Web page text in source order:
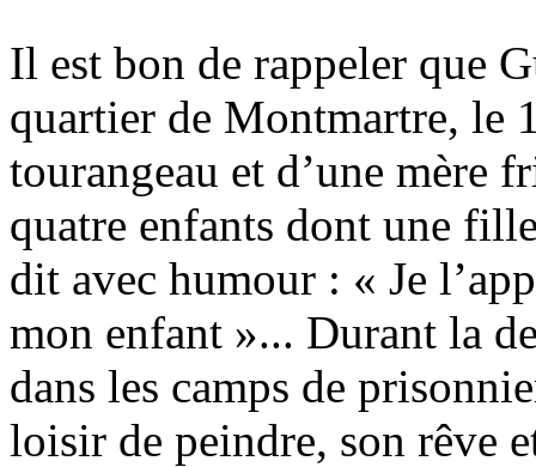
Il est bon de rappeler que
quartier de Montmartre, le
tourangeau et d’une mère
quatre enfants dont une
dit avec humour : « Je
mon enfant »... Durant la
dans les camps de
loisir de peindre, son rêve